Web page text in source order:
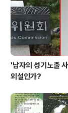
'남자의 성기노출
외설인가?